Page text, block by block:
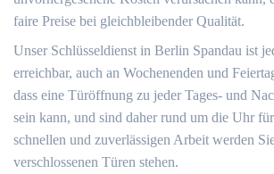
faire Preise bei gleichbleibender Qualität.
Unser Schlüsseldienst in Berlin Spandau ist
erreichbar, auch an Wochenenden und
dass eine Türöffnung zu jeder Tages- und
sein kann, und sind daher rund um die Uhr
schnellen und zuverlässigen Arbeit werden
verschlossenen Türen stehen.